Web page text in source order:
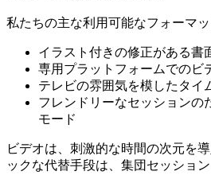
私たちの主な利用可能なフォーマッ
イラスト付きの修正がある書
専用プラットフォームでのビ
テレビの雰囲気を模したタイ
フレンドリーなセッションの
モード
ビデオは、刺激的な時間の次元を
ックな代替手段は、集団セッション